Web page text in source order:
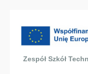
Zespół Szkół